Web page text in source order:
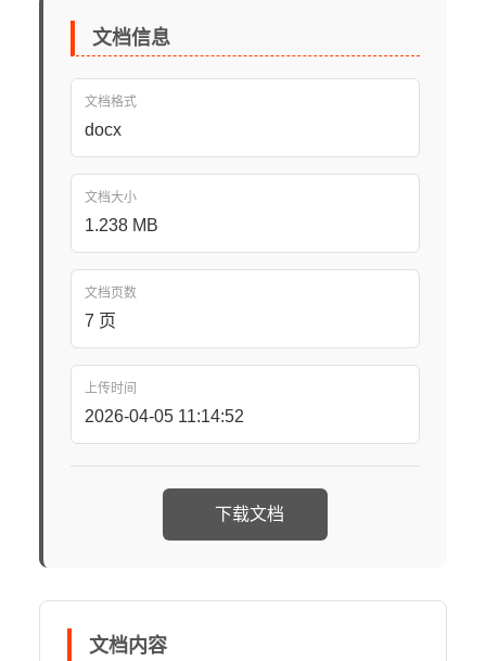
文档信息
文档格式
docx
文档大小
1.238 MB
文档页数
7 页
上传时间
2026-04-05 11:14:52
下载文档
文档内容